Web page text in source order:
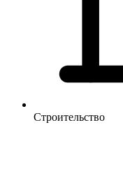
Строительство